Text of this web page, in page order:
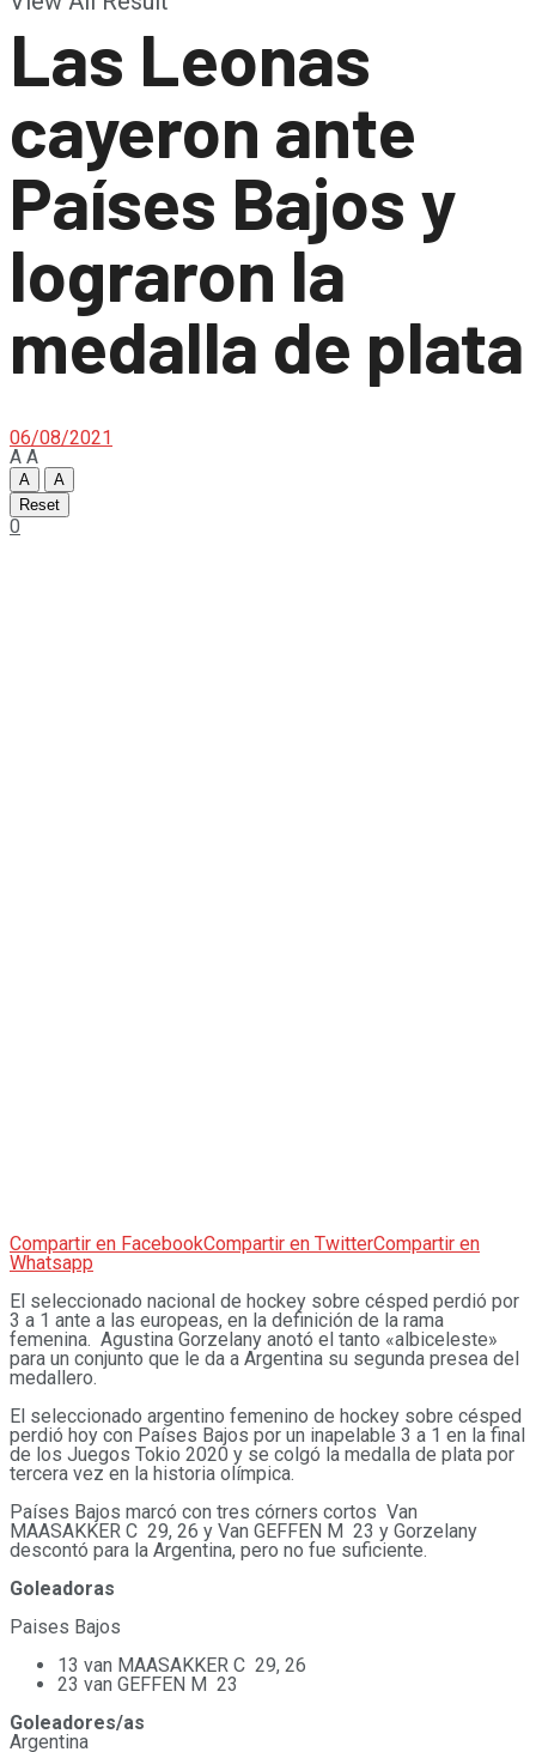
Las Leonas
cayeron ante
Países Bajos y
lograron la
medalla de plata
06/08/2021
A A
A
A
Reset
0
Compartir en FacebookCompartir en TwitterCompartir en
Whatsapp
El seleccionado nacional de hockey sobre césped perdió por
3 a 1 ante a las europeas, en la definición de la rama
femenina. Agustina Gorzelany anotó el tanto «albiceleste»
para un conjunto que le da a Argentina su segunda presea del
medallero.
El seleccionado argentino femenino de hockey sobre césped
perdió hoy con Países Bajos por un inapelable 3 a 1 en la final
de los Juegos Tokio 2020 y se colgó la medalla de plata por
tercera vez en la historia olímpica.
Países Bajos marcó con tres córners cortos Van
MAASAKKER C 29, 26 y Van GEFFEN M 23 y Gorzelany
descontó para la Argentina, pero no fue suficiente.
Goleadoras
Paises Bajos
13 van MAASAKKER C 29, 26
23 van GEFFEN M 23
Goleadores/as
Argentina